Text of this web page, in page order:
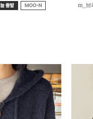
m_